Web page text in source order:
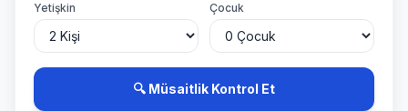
Yetişkin Çocuk
🔍 Müsaitlik Kontrol Et